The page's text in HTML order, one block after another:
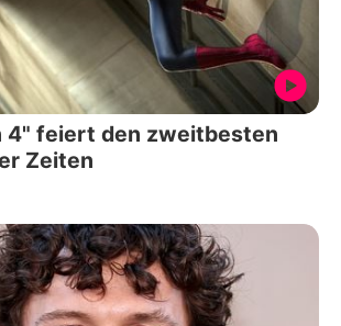
4" feiert den zweitbesten
Zeiten